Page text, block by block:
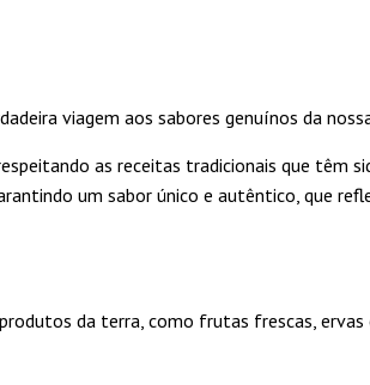
viagem aos sabores genuínos da
as receitas tradicionais que têm
um sabor único e autêntico, que
da terra, como frutas frescas, ervas